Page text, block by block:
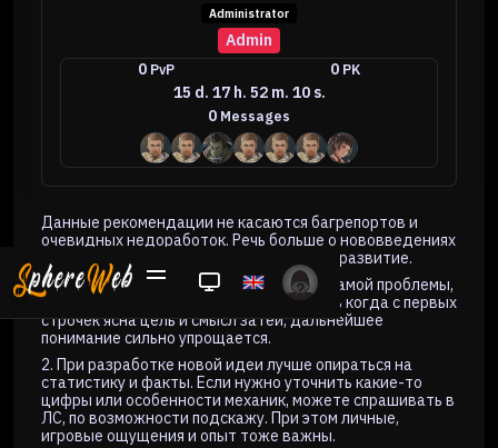
Administrator
Admin
0 PvP 0 PK
15 d. 17 h. 52 m. 10 s.
0 Messages
Данные рекомендации не касаются багрепортов и
очевидных недоработок. Речь больше о нововведениях
и изменениях в сервере, нацеленных на развитие.
1. Рекомендуется начать с объяснения самой проблемы,
которую следует решить, причины. Ведь когда с первых
строчек ясна цель и смысл затеи, дальнейшее
понимание сильно упрощается.
2. При разработке новой идеи лучше опираться на
статистику и факты. Если нужно уточнить какие-то
цифры или особенности механик, можете спрашивать в
ЛС, по возможности подскажу. При этом личные,
игровые ощущения и опыт тоже важны.